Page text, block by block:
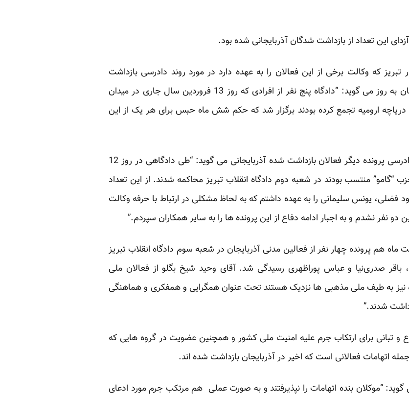
این تعداد از بازداشت شدگان آذربایجانی شده بود.
که وکالت برخی از این فعالان را به عهده دارد در مورد روند دادرسی بازداشت
شدگان اخیر در شهرهای مختلف آذربایجان به روز می گوید: “دادگاه پنج نفر از افرادی که روز 13 فروردین سال جاری در میدان
دریاچه ارومیه تجمع کرده بودند برگزار شد که حکم شش ماه حبس برای هر یک از این
این وکیل دادگستری درمورد ادامه روند دادرسی پرونده دیگر فعالان بازداشت شده آذربایجانی می گوید: “طی دادگاهی در روز 12
که به حزب “گامو” منتسب بودند در شعبه دوم دادگاه انقلاب تبریز محاکمه شدند. از این تعداد
فضلی، یونس سلیمانی را به عهده داشتم که به لحاظ مشکلی در ارتباط با حرفه وکالت
دو نفر نشدم و به اجبار ادامه دفاع از این پرونده ها را به سایر همکاران سپردم.”
می افزاید: “در 13 اردیبهشت ماه هم پرونده چهار نفر از فعالین مدنی آذربایجان در شعبه سوم دادگاه انقلاب تبریز
باقر صدری‌نیا و عباس پوراظهری رسیدگی شد. آقای وحید شیخ بگلو از فعالان ملی
نیز به طیف ملی مذهبی ها نزدیک هستند تحت عنوان همگرایی و همفکری و هماهنگی
شدند.”
و تبانی برای ارتکاب جرم علیه امنیت ملی کشور و همچنین عضویت در گروه هایی که
اتهامات فعالانی است که اخیر در آذربایجان بازداشت شده اند.
“موکلان بنده اتهامات را نپذیرفتند و به صورت عملی هم مرتکب جرم مورد ادعای